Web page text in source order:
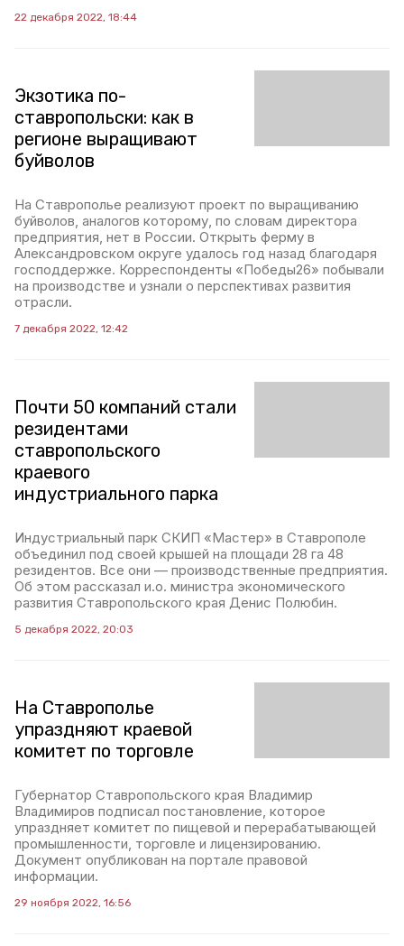
22 декабря 2022, 18:44
Экзотика по-
ставропольски: как в
регионе выращивают
буйволов
На Ставрополье реализуют проект по выращиванию
буйволов, аналогов которому, по словам директора
предприятия, нет в России. Открыть ферму в
Александровском округе удалось год назад благодаря
господдержке. Корреспонденты «Победы26» побывали
на производстве и узнали о перспективах развития
отрасли.
7 декабря 2022, 12:42
Почти 50 компаний стали
резидентами
ставропольского
краевого
индустриального парка
Индустриальный парк СКИП «Мастер» в Ставрополе
объединил под своей крышей на площади 28 га 48
резидентов. Все они — производственные предприятия.
Об этом рассказал и.о. министра экономического
развития Ставропольского края Денис Полюбин.
5 декабря 2022, 20:03
На Ставрополье
упраздняют краевой
комитет по торговле
Губернатор Ставропольского края Владимир
Владимиров подписал постановление, которое
упраздняет комитет по пищевой и перерабатывающей
промышленности, торговле и лицензированию.
Документ опубликован на портале правовой
информации.
29 ноября 2022, 16:56